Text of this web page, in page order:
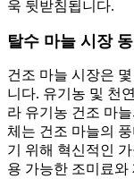
욱 뒷받침됩니다.
탈수 마늘 시장
건조 마늘 시장은
니다. 유기농 및 천
라 유기농 건조 마
체는 건조 마늘의
기 위해 혁신적인
용 가능한 조미료